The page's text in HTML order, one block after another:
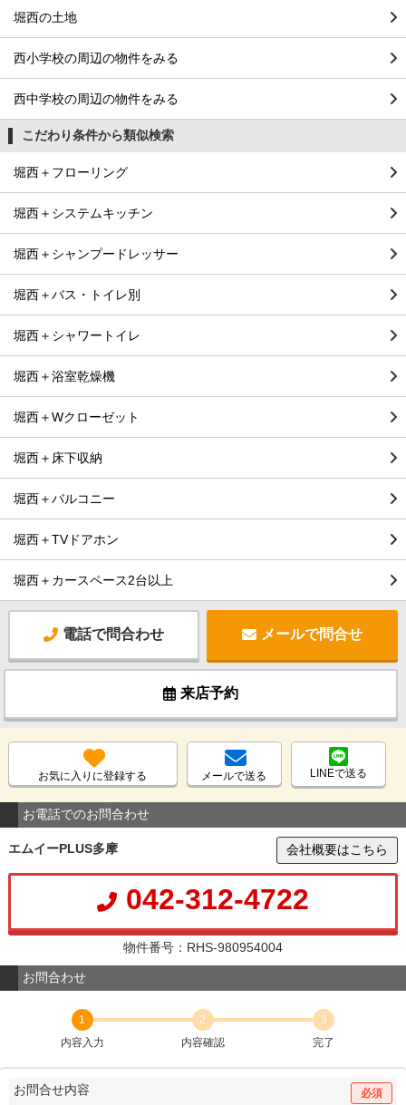
堀西の土地
西小学校の周辺の物件をみる
西中学校の周辺の物件をみる
こだわり条件から類似検索
堀西＋フローリング
堀西＋システムキッチン
堀西＋シャンプードレッサー
堀西＋バス・トイレ別
堀西＋シャワートイレ
堀西＋浴室乾燥機
堀西＋Wクローゼット
堀西＋床下収納
堀西＋バルコニー
堀西＋TVドアホン
堀西＋カースペース2台以上
電話で問合わせ メールで問合せ
来店予約
お気に入りに登録する メールで送る LINEで送る
お電話でのお問合わせ
エムイーPLUS多摩 会社概要はこちら
042-312-4722
物件番号：RHS-980954004
お問合わせ
1
内容入力
2
内容確認
3
完了
お問合せ内容 必須